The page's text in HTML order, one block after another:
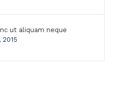
ut aliquam neque